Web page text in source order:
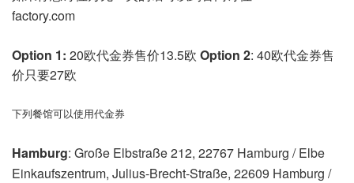
factory.com
Option 1: 20欧代金券售价13.5欧 Option 2: 40欧代金券售
价只要27欧
下列餐馆可以使用代金券
Hamburg: Große Elbstraße 212, 22767 Hamburg / Elbe
Einkaufszentrum, Julius-Brecht-Straße, 22609 Hamburg /